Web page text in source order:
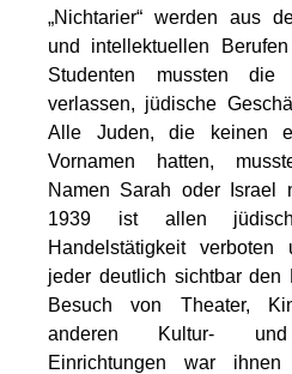
„Nichtarier“ werden aus
und intellektuellen
Studenten mussten die
verlassen, jüdische
Alle Juden, die keinen
Vornamen hatten,
Namen Sarah oder Israel
1939 ist allen
Handelstätigkeit
jeder deutlich sichtbar den
Besuch von Theater,
anderen Kultur- und
Einrichtungen war